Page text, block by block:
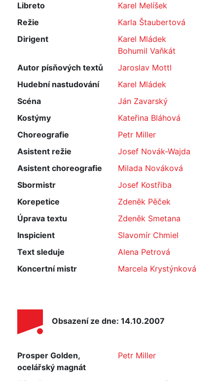
Libreto
Karel Melíšek
Režie
Karla Štaubertová
Dirigent
Karel Mládek
Bohumil Vaňkát
Autor písňových textů
Jaroslav Mottl
Hudební nastudování
Karel Mládek
Scéna
Ján Zavarský
Kostýmy
Kateřina Bláhová
Choreografie
Petr Miller
Asistent režie
Josef Novák-Wajda
Asistent choreografie
Milada Nováková
Sbormistr
Josef Kostřiba
Korepetice
Zdeněk Pěček
Úprava textu
Zdeněk Smetana
Inspicient
Slavomír Chmiel
Text sleduje
Alena Petrová
Koncertní mistr
Marcela Krystýnková
Obsazení ze dne: 14.10.2007
Prosper Golden,
ocelářský magnát
Petr Miller